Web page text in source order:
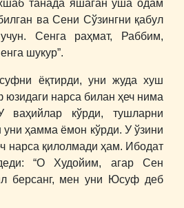
танада яшаган ўша одам
ва Сени Сўзингни қабул
Сенга раҳмат, Раббим,
шукур”.
ёқтирди, уни жуда хуш
нарса билан ҳеч нима
ваҳийлар кўрди, тушларни
уни ҳамма ёмон кўрди. У ўзини
нарса қилолмади ҳам. Ибодат
“О Худойим, агар Сен
берсанг, мен уни Юсуф деб